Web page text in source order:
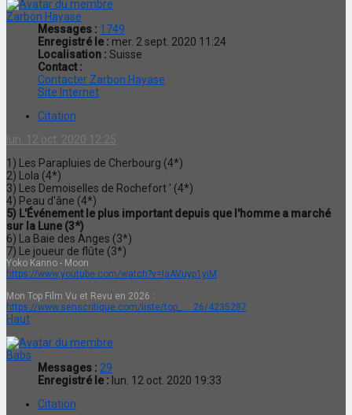
Zarbon Hayase
Messages : 1749
Enregistré le : mer. 2 sept. 2020 11:24
Localisation : Suisse
Contact :
Contacter Zarbon Hayase
Site Internet
Citation
lun. 12 oct. 2020 12:25
1) Les Parapluies de Cherbourg (4*)
2) Lola (4*)
3) Les Demoiselles de Rochefort ' (4*)
4) Peau d'âne (4*)
5) L'Événement le plus important depuis que l'homme a marché
sur la Lune (3*)
6) La Baie des Anges (3*)
7) Le joueur de flûte (3*)
Yoko Kanno - Moon
https://www.youtube.com/watch?v=IaAVuyp1yiM
Mon Top Film Vu et Revu en 2026 :
https://www.senscritique.com/liste/top_ ... 26/4235287
Haut
Babs
Messages : 29
Enregistré le : lun. 12 oct. 2020 19:33
Citation